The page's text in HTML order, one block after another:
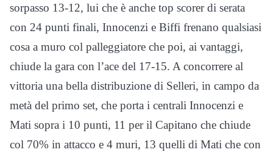
sorpasso 13-12, lui che è anche top scorer di serata
con 24 punti finali, Innocenzi e Biffi frenano qualsiasi
cosa a muro col palleggiatore che poi, ai vantaggi,
chiude la gara con l’ace del 17-15. A concorrere al
vittoria una bella distribuzione di Selleri, in campo da
metà del primo set, che porta i centrali Innocenzi e
Mati sopra i 10 punti, 11 per il Capitano che chiude
col 70% in attacco e 4 muri, 13 quelli di Mati che con